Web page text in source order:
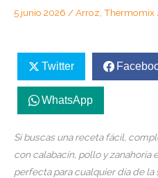
5 junio 2026 /Arroz Thermomix
Twitter
WhatsApp
Si buscas una receta fácil,
con calabacín, pollo y zanahoria
perfecta para cualquier día de la